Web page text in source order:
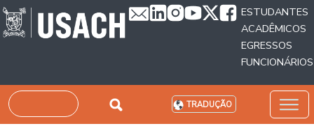
Passar para o conteúdo principal
ESTUDANTES
ACADÊMICOS
EGRESSOS
FUNCIONÁRIOS
Pesquisar TRADUÇÃO